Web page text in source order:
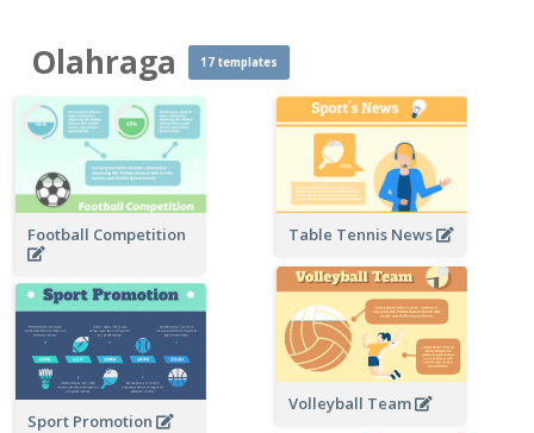
Olahraga 17 templates
Football Competition Table Tennis News
Volleyball Team
Sport Promotion